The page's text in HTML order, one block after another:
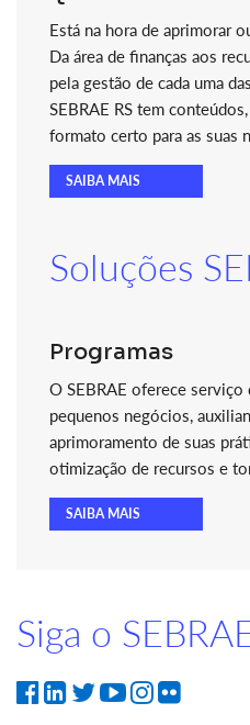
Está na hora de aprimorar
Da área de finanças aos
pela gestão de cada uma
SEBRAE RS tem
formato certo para as suas
SAIBA MAIS
Soluções
Programas
O SEBRAE oferece serviço
pequenos negócios,
aprimoramento de suas
otimização de recursos e
SAIBA MAIS
Siga o